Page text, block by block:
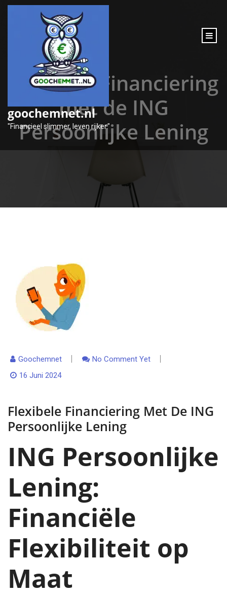
inhoud
goochemnet.nl
"Financieel slimmer, leven rijker."
Flexibele Financiering
met de ING
Persoonlijke Lening
Goochemnet
No Comment Yet
16 Juni 2024
Flexibele Financiering Met De ING
Persoonlijke Lening
ING Persoonlijke
Lening:
Financiële
Flexibiliteit op
Maat